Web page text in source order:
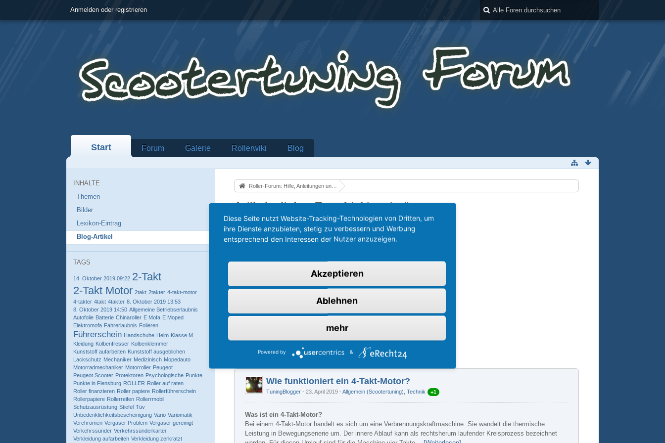
Anmelden oder registrieren
Start Forum Galerie Rollerwiki Blog
INHALTE
Themen
Bilder
Lexikon-Eintrag
Blog-Artikel
TAGS
14. Oktober 2019 09:22 2-Takt
2-Takt Motor 2takt 2takter 4-takt-motor
4-takter 4takt 4takter 8. Oktober 2019 13:53
8. Oktober 2019 14:50 Allgemeine Betriebserlaubnis
Autofolie Batterie Chinaroller E Mofa E Moped
Elektromofa Fahrerlaubnis Folieren
Führerschein Handschuhe Helm Klasse M
Kleidung Kolbenfresser Kolbenklemmer
Kunststoff aufarbeiten Kunststoff ausgeblichen
Lackschutz Mechaniker Medizinisch Mopedauto
Motorradmechaniker Motorroller Peugeot
Peugeot Scooter Protektoren Psychologische Punkte
Punkte in Flensburg ROLLER Roller auf raten
Roller finanzieren Roller papiere Rollerführerschein
Rollerpapiere Rollerreifen Rollerrmobil
Schutzausrüstung Stiefel Tüv
Unbedenklichkeitsbescheinigung Vario Variomatik
Verchromen Vergaser Problem Vergaser gereinigt
Verkehrssünder Verkehrssünderkartei
Verkleidung aufarbeiten Verkleidung zerkratzt
Roller-Forum: Hilfe, Anleitungen und alles über Motorroller
Artikel mit dem Tag „4-takt-motor“
Wie funktioniert ein 4-Takt-Motor?
TuningBlogger 23. April 2019 -Allgemein (Scootertuning) ,Technik +1
Was ist ein 4-Takt-Motor?
Bei einem 4-Takt-Motor handelt es sich um eine Verbrennungskraftmaschine. Sie wandelt die thermische
Leistung in Bewegungsenerie um. Der innere Ablauf kann als rechtsherum laufender Kreisprozess bezeichnet
Diese Seite nutzt Website-Tracking-Technologien von Dritten, um
ihre Dienste anzubieten, stetig zu verbessern und Werbung
entsprechend den Interessen der Nutzer anzuzeigen.
Akzeptieren
Ablehnen
mehr
Powered by &